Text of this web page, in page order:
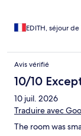
EDITH, séjour de
Avis vérifié
10/10
10 juil. 2026
Traduire avec
The room was